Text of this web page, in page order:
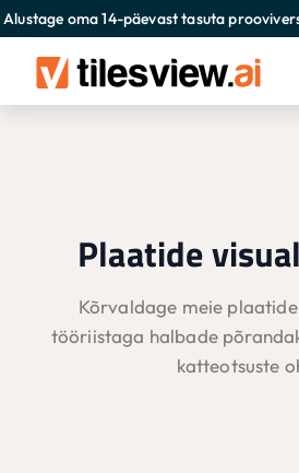
Alustage oma 14-päevast tasuta
Plaatide
Kõrvaldage meie
tööriistaga halbade
katteotsuste